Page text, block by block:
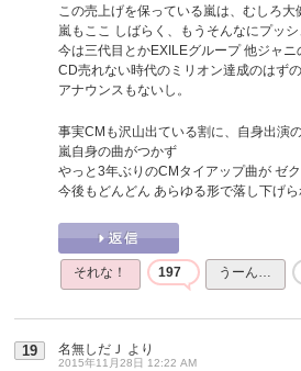
この売上げを保っている嵐は、むしろ大
嵐もここ しばらく、もうそんなにプッシ
今は三代目とかEXILEグループ 他ジャニ
CD売れない時代のミリオン達成のはず
アナウンスもないし。
事実CMも沢山出ている割に、自身出演
嵐自身の曲がつかず
やっと3年ぶりのCMタイアップ曲が ゼ
今後もどんどん あらゆる形で落し下げら
それな！ 197 うーん…
19 名無しだＪ より
2015年11月28日 12:22 AM